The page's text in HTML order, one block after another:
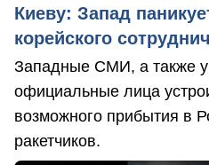
Киеву: Запад
корейского
Западные СМИ, а также
официальные лица
возможного прибытия в
ракетчиков.